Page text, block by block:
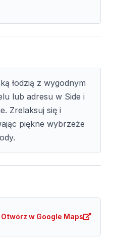
wodzie
Śródziemnym
to doskonały
i spędzenie
wody, delikatna
niezapomnianych
łodzią w Sidei
Morzu Śródziemnym.
łodzią z wygodnym
lub adresu w Side i
Zrelaksuj się i
piękne wybrzeże
Otwórz w Google Maps